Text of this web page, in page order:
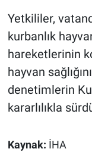
Yetkililer,
kurbanlık
hareketlerinin
hayvan
denetimlerin
kararlılıkla
Kaynak: İHA